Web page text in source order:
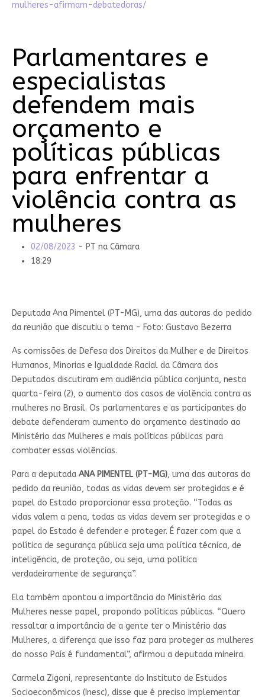
mulheres-afirmam-debatedoras/
Parlamentares e
especialistas
defendem mais
orçamento e
políticas públicas
para enfrentar a
violência contra as
mulheres
02/08/2023 - PT na Câmara
18:29
Deputada Ana Pimentel (PT-MG), uma das autoras do pedido
da reunião que discutiu o tema - Foto: Gustavo Bezerra
As comissões de Defesa dos Direitos da Mulher e de Direitos
Humanos, Minorias e Igualdade Racial da Câmara dos
Deputados discutiram em audiência pública conjunta, nesta
quarta-feira (2), o aumento dos casos de violência contra as
mulheres no Brasil. Os parlamentares e as participantes do
debate defenderam aumento do orçamento destinado ao
Ministério das Mulheres e mais políticas públicas para
combater essas violências.
Para a deputada ANA PIMENTEL (PT-MG), uma das autoras do
pedido da reunião, todas as vidas devem ser protegidas e é
papel do Estado proporcionar essa proteção. “Todas as
vidas valem a pena, todas as vidas devem ser protegidas e o
papel do Estado é defender e proteger. É fazer com que a
política de segurança pública seja uma política técnica, de
inteligência, de proteção, ou seja, uma política
verdadeiramente de segurança”.
Ela também apontou a importância do Ministério das
Mulheres nesse papel, propondo políticas públicas. “Quero
ressaltar a importância de a gente ter o Ministério das
Mulheres, a diferença que isso faz para proteger as mulheres
do nosso País é fundamental”, afirmou a deputada mineira.
Carmela Zigoni, representante do Instituto de Estudos
Socioeconômicos (Inesc), disse que é preciso implementar